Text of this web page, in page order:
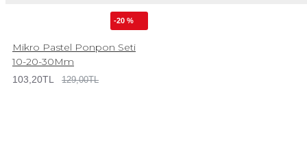
-20 %
Mikro Pastel Ponpon Seti
10-20-30Mm
103,20TL 129,00TL